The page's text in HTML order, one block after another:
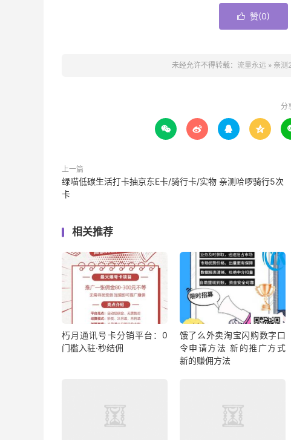
 赞(0)
未经允许不得转载： 流量永远 » 亲测
分
   
上一篇
绿喵低碳生活打卡抽京东E卡/骑行卡/实物 亲测哈啰骑行5次
卡
相关推荐
朽月通讯号卡分销平台：0
门槛入驻·秒结佣
饿了么外卖淘宝闪购数字口
令申请方法 新的推广方式
新的赚佣方法